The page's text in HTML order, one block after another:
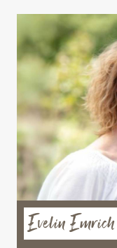
Evelin Emrich